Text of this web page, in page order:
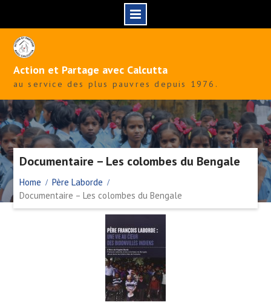
content
Action et Partage avec Calcutta
au service des plus pauvres depuis 1976.
Documentaire – Les colombes du Bengale
Home
Père Laborde
Documentaire – Les colombes du Bengale